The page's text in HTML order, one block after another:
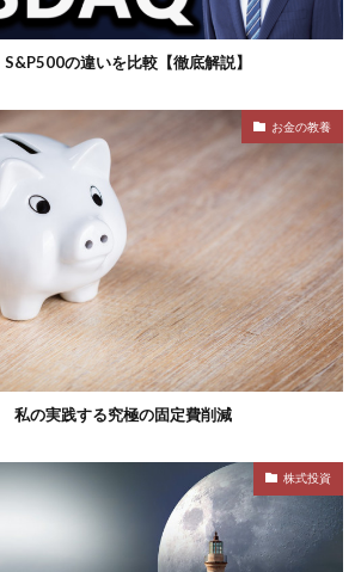
の違いを比較【徹底解説】
お金の教養
私の実践する究極の固定費削減
株式投資